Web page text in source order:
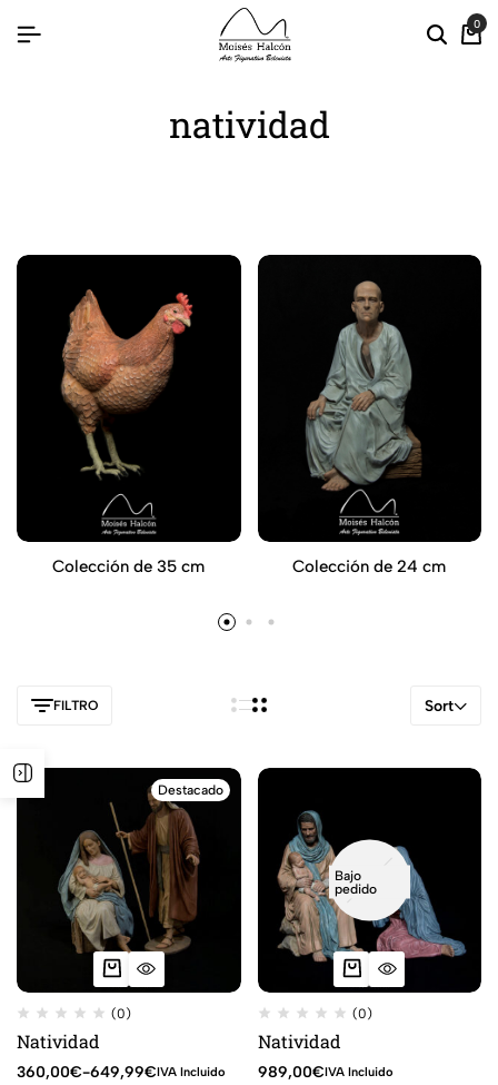
0
natividad
Colección de 35 cm Colección de 24 cm
FILTRO Sort
Destacado
(0)
Natividad
360,00€-649,99€IVA Incluido
Bajo
pedido
(0)
Natividad
989,00€IVA Incluido